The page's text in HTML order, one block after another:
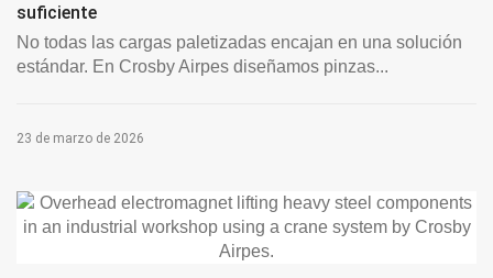
suficiente
No todas las cargas paletizadas encajan en una solución
estándar. En Crosby Airpes diseñamos pinzas...
23 de marzo de 2026